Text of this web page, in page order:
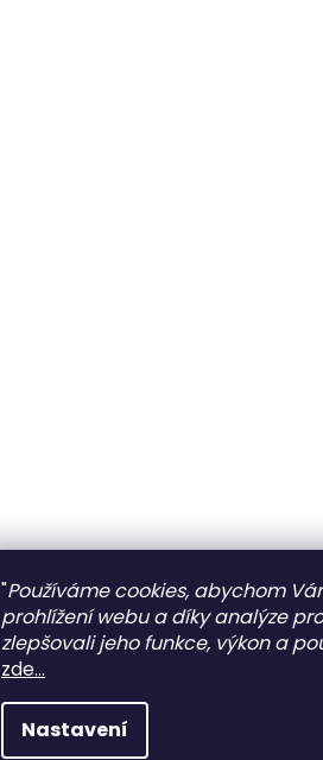
"Používáme cookies, abychom
prohlížení webu a díky analýze
zlepšovali jeho funkce, výkon a
zde...
Nastavení